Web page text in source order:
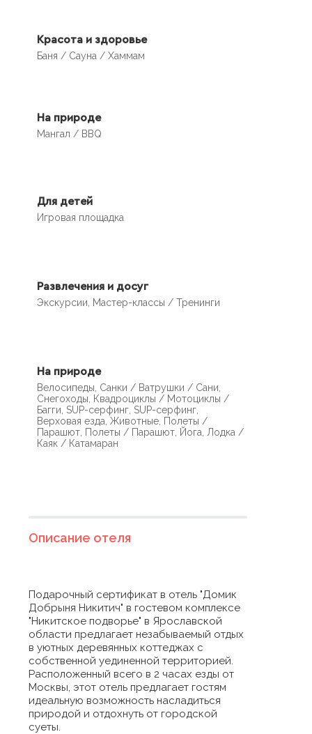
Красота и здоровье
Баня / Сауна / Хаммам
На природе
Мангал / BBQ
Для детей
Игровая площадка
Развлечения и досуг
Экскурсии, Мастер-классы / Тренинги
На природе
Велосипеды, Санки / Ватрушки / Сани,
Снегоходы, Квадроциклы / Мотоциклы /
Багги, SUP-серфинг, SUP-серфинг,
Верховая езда, Животные, Полеты /
Парашют, Полеты / Парашют, Йога, Лодка /
Каяк / Катамаран
Описание отеля
Подарочный сертификат в отель "Домик
Добрыня Никитич" в гостевом комплексе
"Никитское подворье" в Ярославской
области предлагает незабываемый отдых
в уютных деревянных коттеджах с
собственной уединенной территорией.
Расположенный всего в 2 часах езды от
Москвы, этот отель предлагает гостям
идеальную возможность насладиться
природой и отдохнуть от городской
суеты.